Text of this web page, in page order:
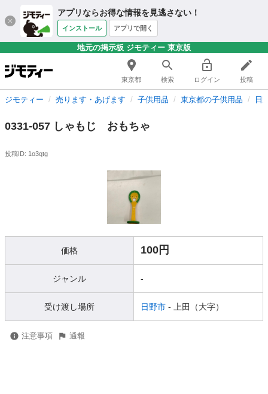
アプリならお得な情報を見逃さない！
インストール アプリで開く
地元の掲示板 ジモティー 東京版
東京都 検索 ログイン 投稿
ジモティー 売ります・あげます 子供用品 東京都の子供用品 日
0331-057 しゃもじ おもちゃ
投稿ID: 1o3qtg
価格 100円
ジャンル -
受け渡し場所 日野市 - 上田（大字）
注意事項 通報